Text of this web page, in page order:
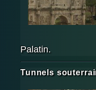
Palatin.
Tunnels